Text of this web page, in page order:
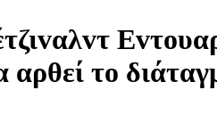
αρθεί τo